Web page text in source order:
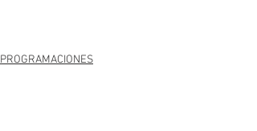
PROGRAMACIONES